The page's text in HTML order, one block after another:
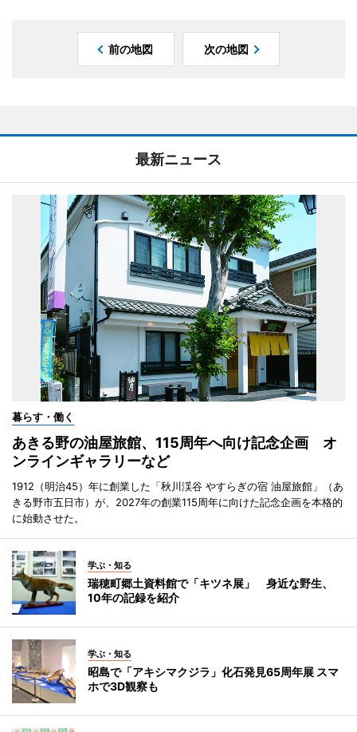
前の地図 次の地図
最新ニュース
暮らす・働く
あきる野の油屋旅館、115周年へ向け記念企画 オ
ンラインギャラリーなど
1912（明治45）年に創業した「秋川渓谷 やすらぎの宿 油屋旅館」（あ
きる野市五日市）が、2027年の創業115周年に向けた記念企画を本格的
に始動させた。
学ぶ・知る
瑞穂町郷土資料館で「キツネ展」 身近な野生、
10年の記録を紹介
学ぶ・知る
昭島で「アキシマクジラ」化石発見65周年展 スマ
ホで3D観察も